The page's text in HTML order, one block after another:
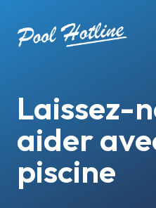
Laissez-
aider
piscine